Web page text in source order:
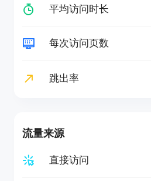
平均访问时长
每次访问页数
跳出率
流量来源
直接访问